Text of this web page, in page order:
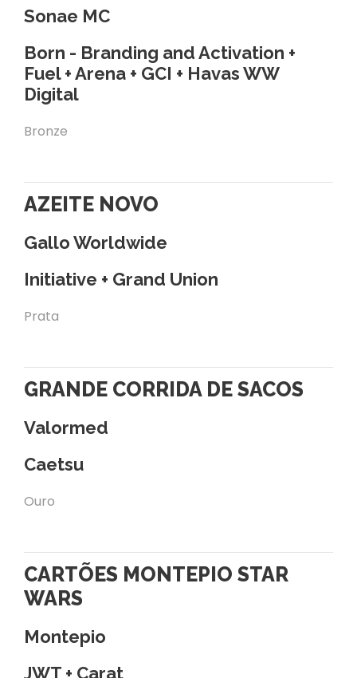
Sonae MC
Born - Branding and Activation +
Fuel + Arena + GCI + Havas WW
Digital
Bronze
AZEITE NOVO
Gallo Worldwide
Initiative + Grand Union
Prata
GRANDE CORRIDA DE SACOS
Valormed
Caetsu
Ouro
CARTÕES MONTEPIO STAR
WARS
Montepio
JWT + Carat